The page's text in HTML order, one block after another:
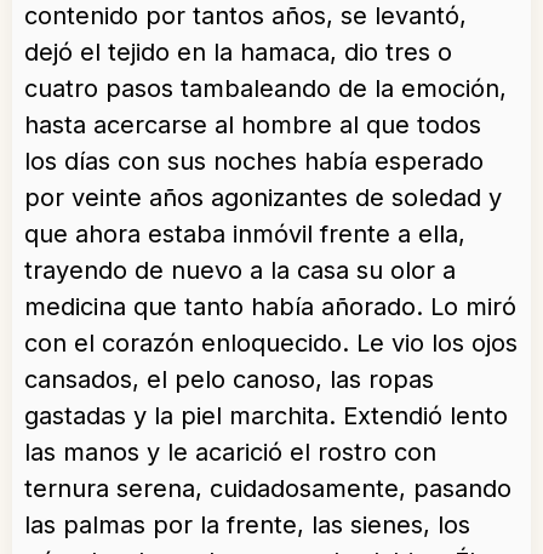
contenido por tantos años, se levantó,
dejó el tejido en la hamaca, dio tres o
cuatro pasos tambaleando de la emoción,
hasta acercarse al hombre al que todos
los días con sus noches había esperado
por veinte años agonizantes de soledad y
que ahora estaba inmóvil frente a ella,
trayendo de nuevo a la casa su olor a
medicina que tanto había añorado. Lo miró
con el corazón enloquecido. Le vio los ojos
cansados, el pelo canoso, las ropas
gastadas y la piel marchita. Extendió lento
las manos y le acarició el rostro con
ternura serena, cuidadosamente, pasando
las palmas por la frente, las sienes, los